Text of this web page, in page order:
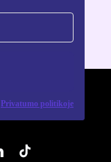
Privatumo politikoje